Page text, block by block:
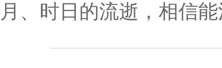
月、时日的流逝，相信